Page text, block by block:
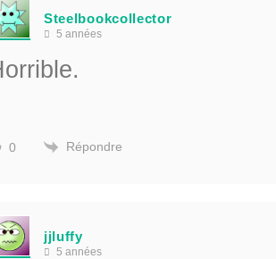
Steelbookcollector
5 années
0 Répondre
jjluffy
5 années